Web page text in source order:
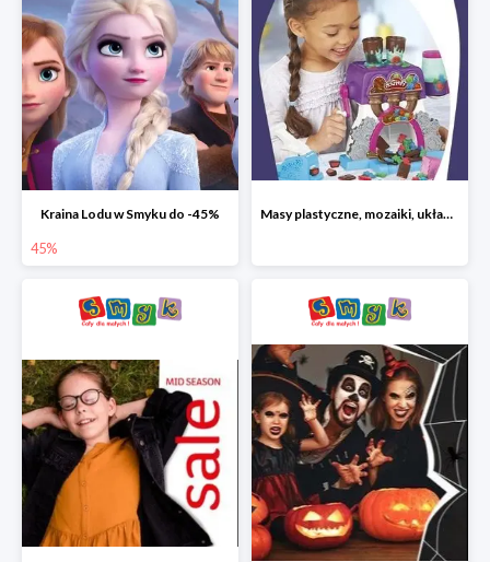
Kraina Lodu w Smyku do -45%
45%
Masy plastyczne, mozaiki, układanki do -45%